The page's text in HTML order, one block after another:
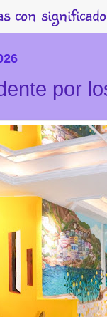
con significado
por